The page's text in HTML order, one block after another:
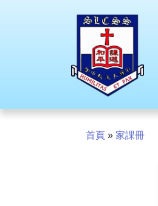
首頁 » 家課冊